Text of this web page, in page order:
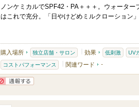
人
以
の
メ
ノンケミカルでSPF42・PA＋＋＋。ウォータ
はこれで充分。「日やけどめミルクローション
購入場所 独立店舗・サロン 効果 低刺激 UV
コストパフォーマンス 関連ワード -